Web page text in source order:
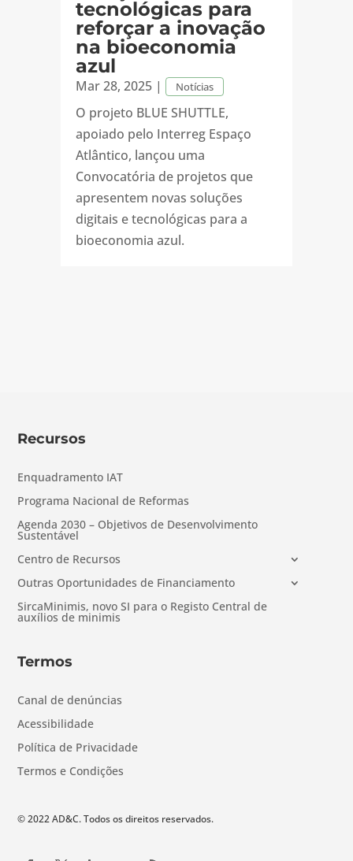
tecnológicas para
reforçar a inovação
na bioeconomia
azul
Mar 28, 2025| Notícias
O projeto BLUE SHUTTLE,
apoiado pelo Interreg Espaço
Atlântico, lançou uma
Convocatória de projetos que
apresentem novas soluções
digitais e tecnológicas para a
bioeconomia azul.
Recursos
Enquadramento IAT
Programa Nacional de Reformas
Agenda 2030 – Objetivos de Desenvolvimento
Sustentável
Centro de Recursos
Outras Oportunidades de Financiamento
SircaMinimis, novo SI para o Registo Central de
auxílios de minimis
Termos
Canal de denúncias
Acessibilidade
Política de Privacidade
Termos e Condições
© 2022 AD&C. Todos os direitos reservados.